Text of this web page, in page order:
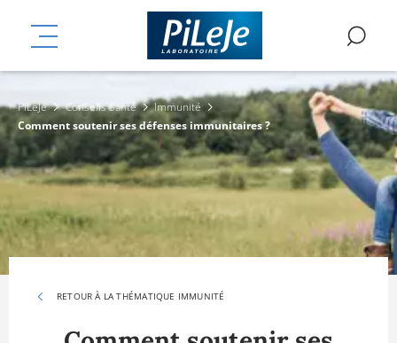
MENU
PiLeJe Conseils Santé
Immunité
Comment soutenir ses défenses immunitaires ?
RETOUR À LA THÉMATIQUE IMMUNITÉ